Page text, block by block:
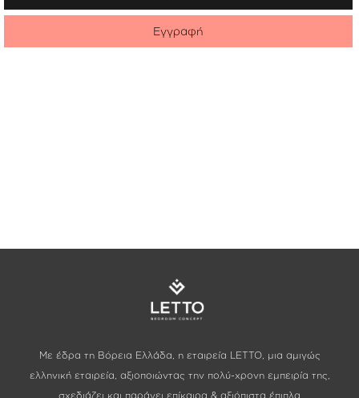
Εγγραφή
Με έδρα τη Βόρεια Ελλάδα, η εταιρεία LETTO, μια αμιγώς
ελληνική εταιρεία, αξιοποιώντας την πολύ-χρονη εμπειρία της,
σχεδιάζει και παράγει επίκαιρα & αξιόπιστα έπιπλα